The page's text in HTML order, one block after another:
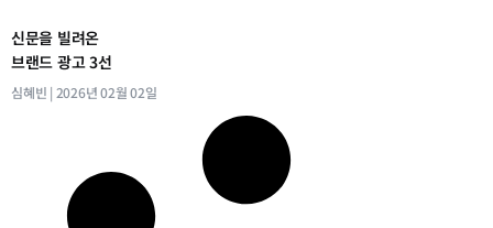
신문을 빌려온
브랜드 광고 3선
심혜빈 2026년 02월 02일